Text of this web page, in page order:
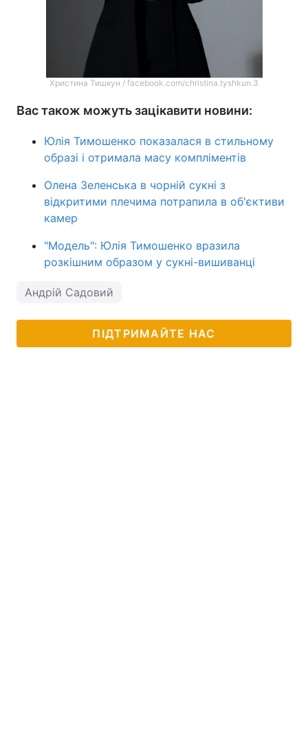
Христина Тишкун / facebook.com/christina.tyshkun.3
Вас також можуть зацікавити новини:
Юлія Тимошенко показалася в стильному
образі і отримала масу компліментів
Олена Зеленська в чорній сукні з
відкритими плечима потрапила в об'єктиви
камер
"Модель": Юлія Тимошенко вразила
розкішним образом у сукні-вишиванці
Андрій Садовий
ПІДТРИМАЙТЕ НАС